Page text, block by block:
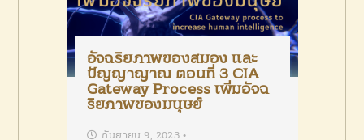
อัจฉริยภาพของสมอง และ
ปัญญาญาณ ตอนที่ 3 CIA
Gateway Process เพิ่มอัจฉ
ริยภาพของมนุษย์
กันยายน 9, 2023 •